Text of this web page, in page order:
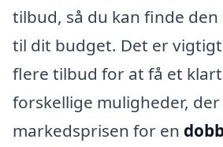
tilbud, så du kan finde
til dit budget. Det er
flere tilbud for at få et
forskellige muligheder,
markedsprisen for en